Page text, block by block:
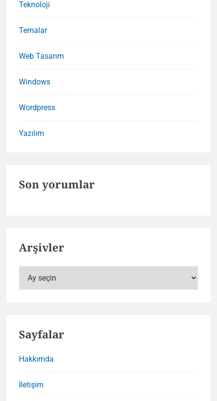
Teknoloji
Temalar
Web Tasarım
Windows
Wordpress
Yazılım
Son yorumlar
Arşivler
Sayfalar
Hakkımda
İletişim